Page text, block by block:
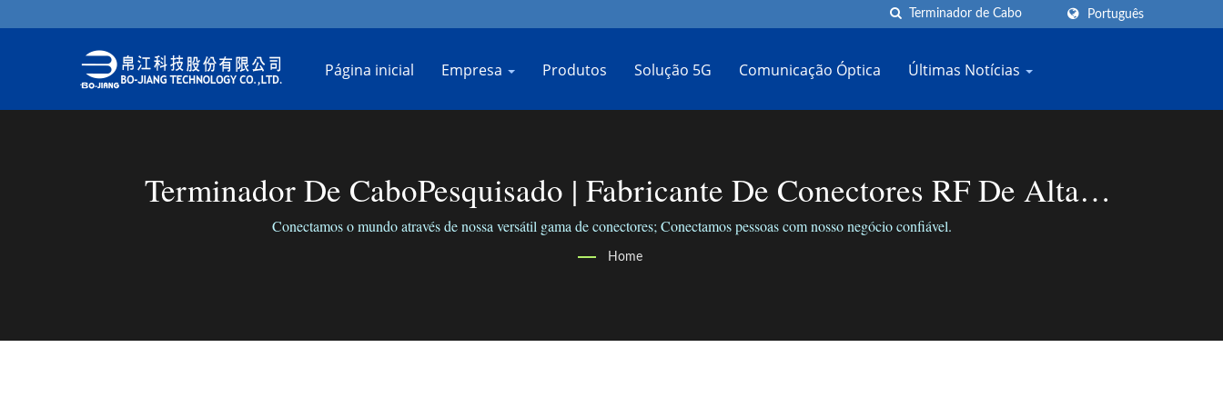
Português
Página inicial Empresa Produtos Solução 5G Comunicação Óptica Últimas Notícias
Terminador De CaboPesquisado | Fabricante De Conectores RF De Alta
Frequência | BO-JIANG
Conectamos o mundo através de nossa versátil gama de conectores; Conectamos pessoas com nosso negócio confiável.
Home